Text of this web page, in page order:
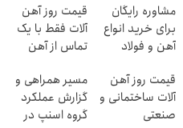
مشاوره رایگان
برای خرید انواع
آهن و فولاد
قیمت روز آهن
آلات فقط با یک
تماس از آهن
قیمت روز آهن
آلات ساختمانی و
صنعتی
مسیر همراهی و
گزارش عملکرد
گروه اسنپ در